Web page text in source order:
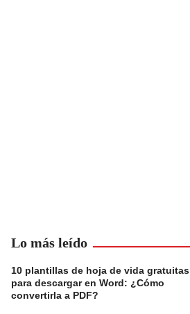
Lo más leído
10 plantillas de hoja de vida gratuitas
para descargar en Word: ¿Cómo
convertirla a PDF?